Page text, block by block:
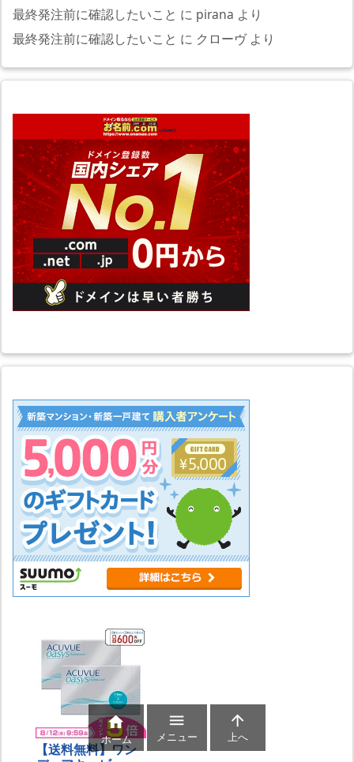
最終発注前に確認したいこと に pirana より
最終発注前に確認したいこと に クローヴより

ホーム

メニュー

上へ